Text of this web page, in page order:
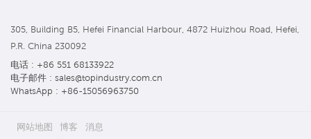
305, Building B5, Hefei Financial Harbour, 4872 Huizhou Road, Hefei,
P.R. China 230092
电话 : +86 551 68133922
电子邮件 : sales@topindustry.com.cn
WhatsApp : +86-15056963750
网站地图 博客
消息